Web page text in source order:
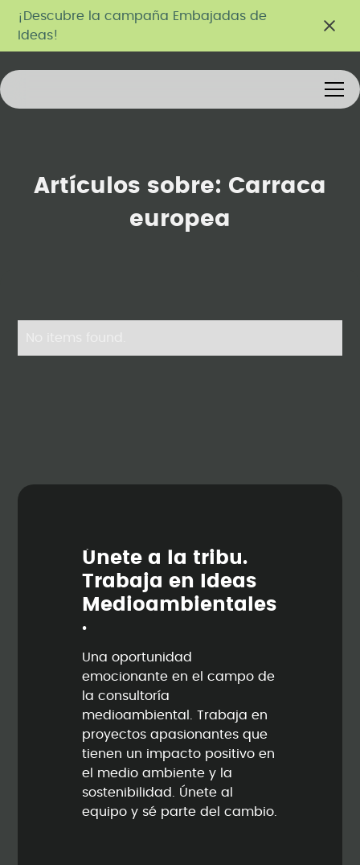
¡Descubre la campaña Embajadas de
Ideas!
Artículos sobre: Carraca
europea
Únete a la tribu.
Trabaja en Ideas
Medioambienta les
.
Una oportunidad
emocionante en el campo de
la consultoría
medioambiental. Trabaja en
proyectos apasionantes que
tienen un impacto positivo en
el medio ambiente y la
sostenibilidad. Únete al
equipo y sé parte del cambio.